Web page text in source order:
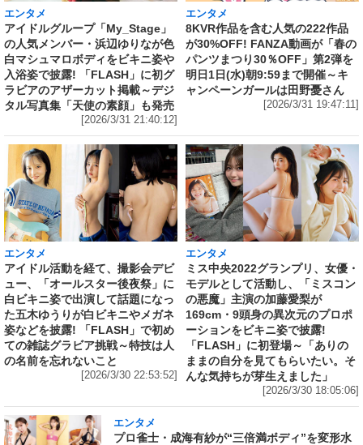
エンタメ
アイドルグループ「My_Stage」
の人気メンバー・浜辺ゆりなが色
白マシュマロボディをビキニ姿や
入浴姿で披露! 「FLASH」に初グ
ラビアのアザーカット掲載～デジ
タル写真集「天使の素顔」も発売
[2026/3/31 21:40:12]
エンタメ
8KVR作品を含む人気の222作品
が30%OFF! FANZA動画が「春の
パンツまつり30％OFF」第2弾を
明日1日(水)朝9:59まで開催～キ
ャンペーンガールは田野憂さん
[2026/3/31 19:47:11]
エンタメ
アイドル活動を経て、撮影会デビ
ュー、「オールスター後夜祭」に
白ビキニ姿で出演して話題になっ
た五木ゆうりが白ビキニやメガネ
姿などを披露! 「FLASH」で初め
ての雑誌グラビア挑戦～特技は人
の名前を忘れないこと
[2026/3/30 22:53:52]
エンタメ
ミス中央2022グランプリ、女優・
モデルとして活動し、「ミスコン
の悪魔」主演の加藤愛梨が
169cm・9頭身の異次元のプロポ
ーションをビキニ姿で披露!
「FLASH」に初登場～「ありの
ままの自分を見てもらいたい。そ
んな気持ちが芽生えました」
[2026/3/30 18:05:06]
エンタメ
プロ雀士・成海有紗が“三倍満ボディ”を変形水